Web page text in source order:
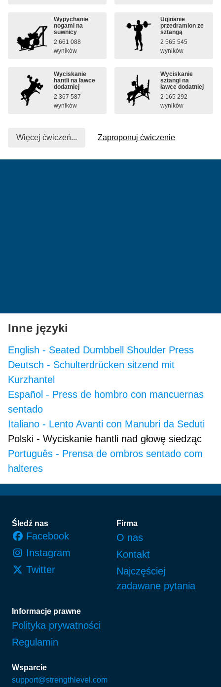
Wypychanie
nogami na
suwnicy
2 661 088
wyników
Uginanie
przedramion ze
sztangą
2 565 545
wyników
Wyciskanie
hantli na ławce
dodatniej
2 367 587
wyników
Wyciskanie
sztangi na
ławce dodatniej
2 165 292
wyników
Więcej ćwiczeń... Zaproponuj ćwiczenie
Inne języki
English - Seated Dumbbell Shoulder Press
Deutsch - Schulterdrücken sitzend mit
Kurzhantel
Español - Press de hombro con mancuernas
sentado
Italiano - Lento Avanti con Manubri da Seduti
Polski - Wyciskanie hantli nad głowę siedząc
Português - Prensa de ombros sentado com
halteres
Stopka
Śledź nas
Facebook
Instagram
Twitter
Firma
O nas
Kontakt
Najczęściej
zadawane pytania
Informacje prawne
Polityka prywatności
Regulamin
Wsparcie
support@strengthlevel.com